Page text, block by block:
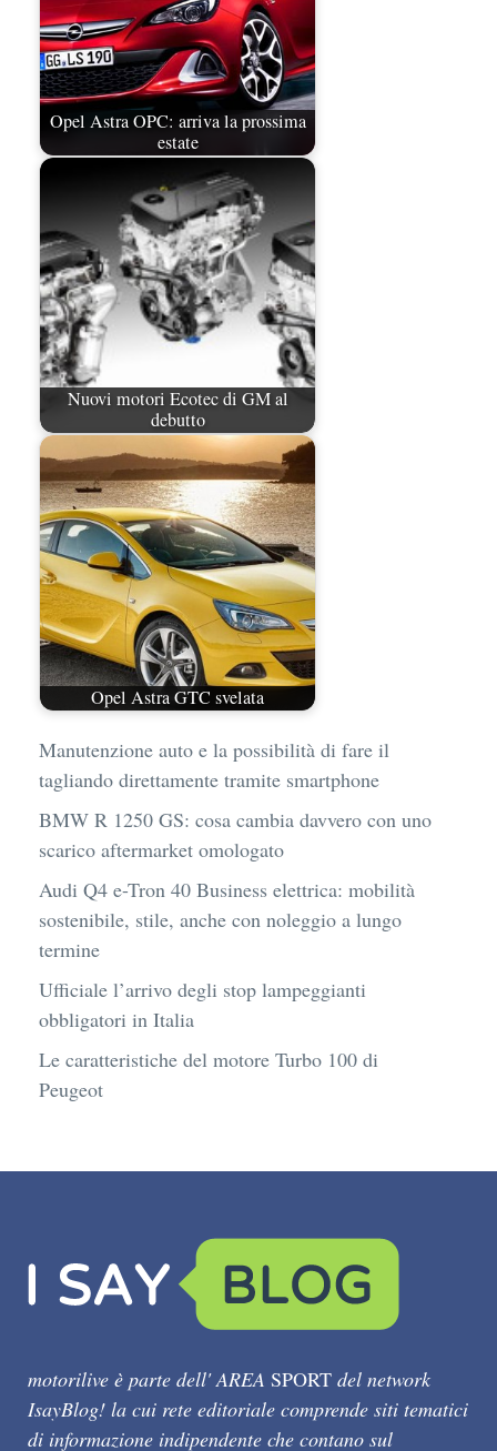
Opel Astra OPC: arriva la prossima
estate
Nuovi motori Ecotec di GM al
debutto
Opel Astra GTC svelata
Manutenzione auto e la possibilità di fare il
tagliando direttamente tramite smartphone
BMW R 1250 GS: cosa cambia davvero con uno
scarico aftermarket omologato
Audi Q4 e-Tron 40 Business elettrica: mobilità
sostenibile, stile, anche con noleggio a lungo
termine
Ufficiale l’arrivo degli stop lampeggianti
obbligatori in Italia
Le caratteristiche del motore Turbo 100 di
Peugeot
motorilive è parte dell' AREA SPORT del network
IsayBlog! la cui rete editoriale comprende siti tematici
di informazione indipendente che contano sul